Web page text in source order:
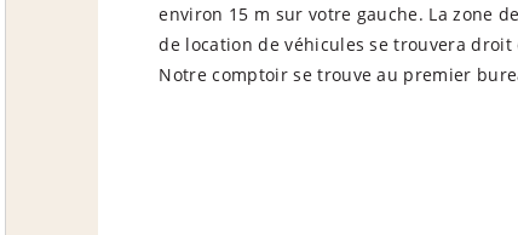
environ 15 m sur votre gauche. La zone
de location de véhicules se trouvera droit
Notre comptoir se trouve au premier